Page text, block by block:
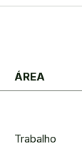
ÁREA
Trabalho